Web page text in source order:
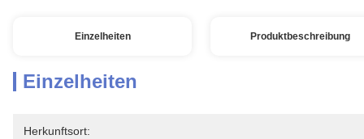
Einzelheiten Produktbeschreibung
Einzelheiten
Herkunftsort: